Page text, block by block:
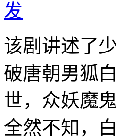
发
该剧讲述了
破唐朝男狐
世，众妖魔
全然不知，